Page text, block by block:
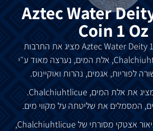
Aztec Water
Coin 1 Oz
מציג את התרבות
אלת המים, נערצה מאוד ע״י
לפוריות, אגמים, נהרות ואוקיינוס.
את אלת המים, Chalchiuhtlicue.
, המסמלים את שליטתה על מקווי מים.
אצטקי מסורתי של